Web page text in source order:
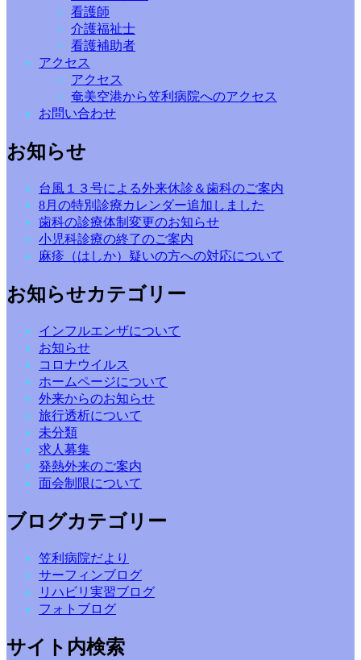
看護師
介護福祉士
看護補助者
アクセス
アクセス
奄美空港から笠利病院へのアクセス
お問い合わせ
お知らせ
台風１３号による外来休診＆歯科のご案内
8月の特別診療カレンダー追加しました
歯科の診療体制変更のお知らせ
小児科診療の終了のご案内
麻疹（はしか）疑いの方への対応について
お知らせカテゴリー
インフルエンザについて
お知らせ
コロナウイルス
ホームページについて
外来からのお知らせ
旅行透析について
未分類
求人募集
発熱外来のご案内
面会制限について
ブログカテゴリー
笠利病院だより
サーフィンブログ
リハビリ実習ブログ
フォトブログ
サイト内検索